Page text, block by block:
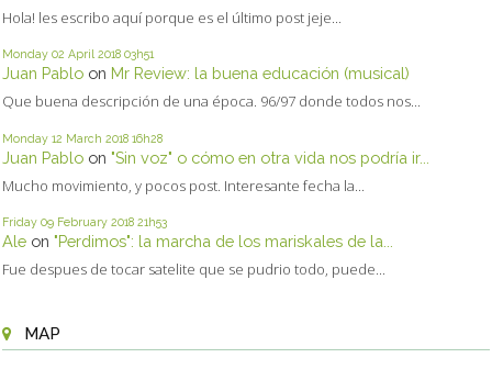
Hola! les escribo aquí porque es el último post jeje...
Monday 02 April 2018 03h51
Juan Pablo on Mr Review: la buena educación (musical)
Que buena descripción de una época. 96/97 donde todos nos...
Monday 12 March 2018 16h28
Juan Pablo on "Sin voz" o cómo en otra vida nos podría ir...
Mucho movimiento, y pocos post. Interesante fecha la...
Friday 09 February 2018 21h53
Ale on "Perdimos": la marcha de los mariskales de la...
Fue despues de tocar satelite que se pudrio todo, puede...
MAP